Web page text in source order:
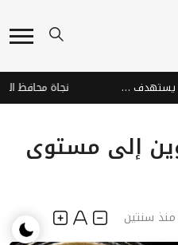
هجوم حوثي بالصواريخ والطائرات المسيرة يستهدف ميناء المخا والساحل الغربي
إلى مستوى
منذ سنتين